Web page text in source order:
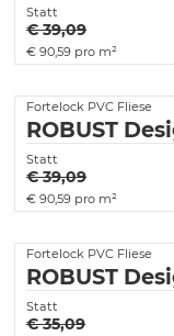
Statt
€ 39,09
€ 90,59 pro m²
Fortelock PVC Fliese
ROBUST
Statt
€ 39,09
€ 90,59 pro m²
Fortelock PVC Fliese
ROBUST
Statt
€ 35,09